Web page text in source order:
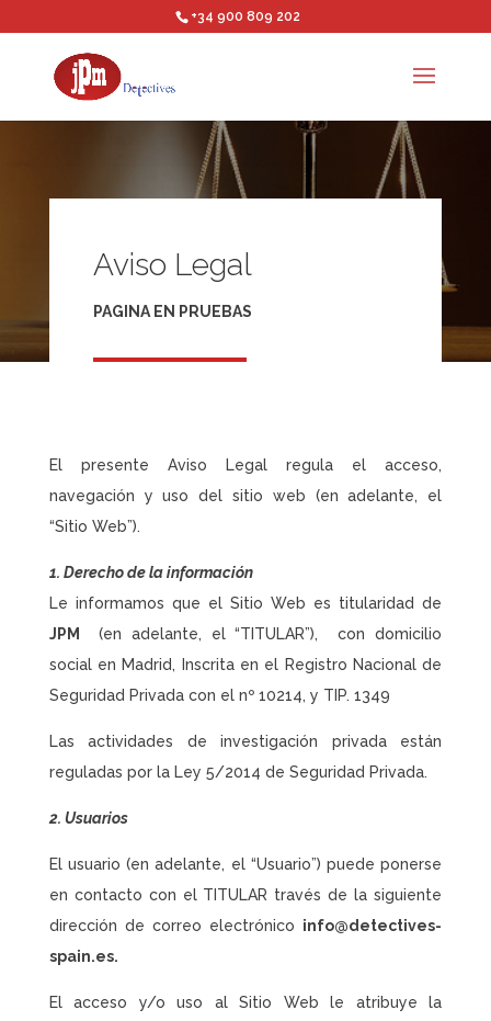
+34 900 809 202
Aviso Legal
PAGINA EN PRUEBAS
El presente Aviso Legal regula el acceso,
navegación y uso del sitio web (en adelante, el
“Sitio Web”).
1. Derecho de la información
Le informamos que el Sitio Web es titularidad de
JPM
(en adelante, el “TITULAR”), con domicilio
social en Madrid, Inscrita en el Registro Nacional de
Seguridad Privada con el nº 10214, y TIP. 1349
Las actividades de investigación privada están
reguladas por la Ley 5/2014 de Seguridad Privada.
2. Usuarios
El usuario (en adelante, el “Usuario”) puede ponerse
en contacto con el TITULAR través de la siguiente
dirección de correo electrónico info@detectives-
spain.es.
El acceso y/o uso al Sitio Web le atribuye la